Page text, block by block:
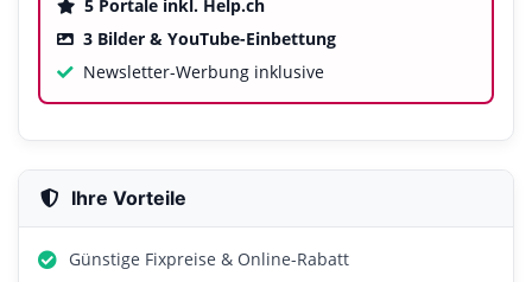
5 Portale inkl. Help.ch
3 Bilder & YouTube-Einbettung
Newsletter-Werbung inklusive
Ihre Vorteile
Günstige Fixpreise & Online-Rabatt